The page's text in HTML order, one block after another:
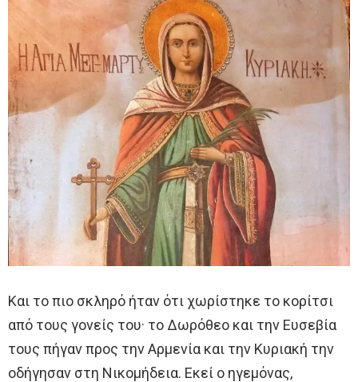
Και το πιο σκληρό ήταν ότι χωρίστηκε το κορίτσι
από τους γονείς του· το Δωρόθεο και την Ευσεβία
τους πήγαν προς την Αρμενία και την Κυριακή την
οδήγησαν στη Νικομήδεια. Εκεί ο ηγεμόνας,